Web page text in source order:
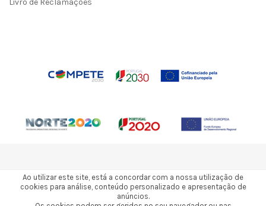
Livro de Reclamações
2026 © Todos os direitos reservados a 3Gresins
Ao utilizar este site, está a concordar com a nossa utilização de
cookies para análise, conteúdo personalizado e apresentação de
anúncios.